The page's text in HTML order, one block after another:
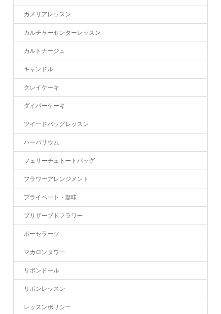
カメリアレッスン
カルチャーセンターレッスン
カルトナージュ
キャンドル
クレイケーキ
ダイパーケーキ
ツイードバッグレッスン
ハーバリウム
フェリーチェトートバッグ
フラワーアレンジメント
プライベート・趣味
プリザーブドフラワー
ポーセラーツ
マカロンタワー
リボンドール
リボンレッスン
レッスンポリシー